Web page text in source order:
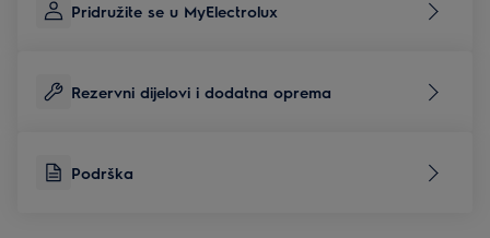
Pridružite se u MyElectrolux
Rezervni dijelovi i dodatna oprema
Podrška